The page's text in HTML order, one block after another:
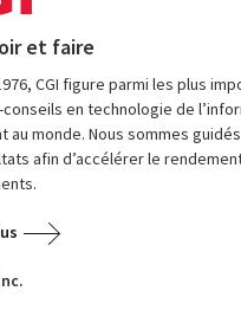
et faire
CGI figure parmi les plus
en technologie de
au monde. Nous sommes
afin d’accélérer le